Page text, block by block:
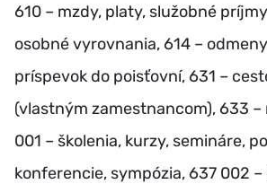
610 – mzdy, platy, služobné
osobné vyrovnania, 614 –
príspevok do poisťovní, 631 –
(vlastným zamestnancom), 633 –
001 – školenia, kurzy, semináre,
konferencie, sympózia, 637 002 –